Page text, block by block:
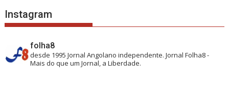
Instagram
folha8
desde 1995 Jornal Angolano independente.Jornal Folha8 -
Mais do que um Jornal, a Liberdade.